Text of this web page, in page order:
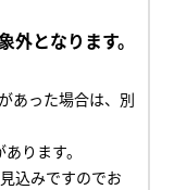
となります。
あった場合は、別
ります。
込みですのでお